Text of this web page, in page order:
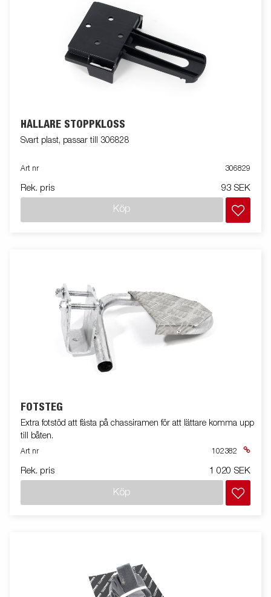
HÅLLARE STOPPKLOSS
Svart plast, passar till 306828
Art nr 306829
Rek. pris 93 SEK
Köp
FOTSTEG
Extra fotstöd att fästa på chassiramen för att lättare komma upp
till båten.
Art nr 102382
Rek. pris 1 020 SEK
Köp